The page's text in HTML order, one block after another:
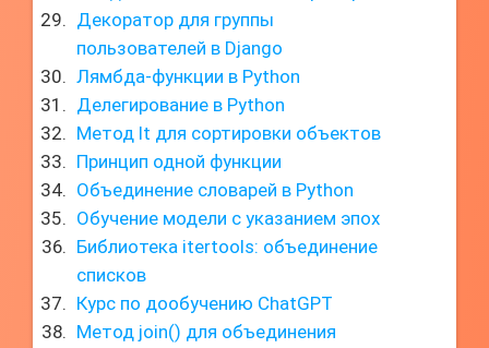
Декоратор для группы
пользователей в Django
Лямбда-функции в Python
Делегирование в Python
Метод lt для сортировки объектов
Принцип одной функции
Объединение словарей в Python
Обучение модели с указанием эпох
Библиотека itertools: объединение
списков
Курс по дообучению ChatGPT
Метод join() для объединения